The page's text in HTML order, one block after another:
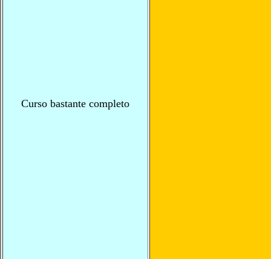
Curso bastante completo